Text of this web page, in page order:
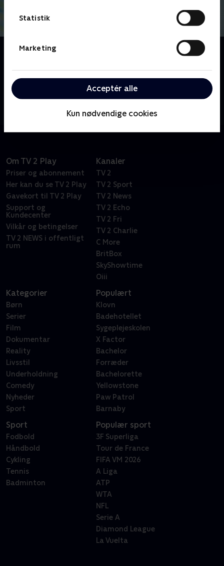
Statistik
Marketing
Acceptér alle
Kun nødvendige cookies
Om iCarly
og Gibby sender hun showet fra et hjemmelavet
studie i sin lejlighed. Her bor hun med sin 29-årige
bror og værge, Spencer.
Om TV 2 Play
Priser og abonnement
Her kan du se TV 2 Play
Gavekort til TV 2 Play
Support og
Kundecenter
Vilkår og betingelser
TV 2 NEWS i offentligt
rum
Kanaler
TV 2
TV 2 Sport
TV 2 News
TV 2 Echo
TV 2 Fri
TV 2 Charlie
C More
BritBox
SkyShowtime
Oiii
Kategorier
Børn
Serier
Film
Dokumentar
Reality
Livsstil
Underholdning
Comedy
Nyheder
Sport
Populært
Klovn
Badehotellet
Sygeplejeskolen
X Factor
Bachelor
Forræder
Bachelorette
Yellowstone
Paw Patrol
Barnaby
Sport
Fodbold
Håndbold
Cykling
Tennis
Badminton
Populær sport
3F Superliga
Tour de France
FIFA VM 2026
A Liga
ATP
WTA
NFL
Serie A
Diamond League
La Vuelta